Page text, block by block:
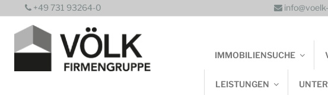
Inhalt
springen
+49 731 93264-0
IMMOBILIENSUCHE
LEISTUNGEN